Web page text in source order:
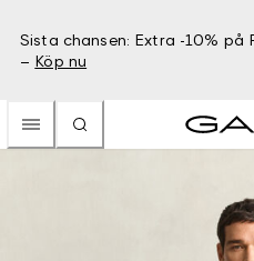
Sista chansen: Extra -10% på
– Köp nu